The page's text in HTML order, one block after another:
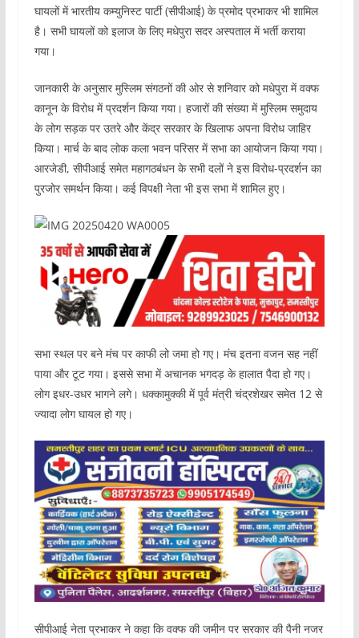
घायलों में भारतीय कम्युनिस्ट पार्टी (सीपीआई) के प्रमोद प्रभाकर भी शामिल
है। सभी घायलों को इलाज के लिए मधेपुरा सदर अस्पताल में भर्ती कराया
गया।
जानकारी के अनुसार मुस्लिम संगठनों की ओर से शनिवार को मधेपुरा में वक्फ
कानून के विरोध में प्रदर्शन किया गया। हजारों की संख्या में मुस्लिम समुदाय
के लोग सड़क पर उतरे और केंद्र सरकार के खिलाफ अपना विरोध जाहिर
किया। मार्च के बाद लोक कला भवन परिसर में सभा का आयोजन किया गया।
आरजेडी, सीपीआई समेत महागठबंधन के सभी दलों ने इस विरोध-प्रदर्शन का
पुरजोर समर्थन किया। कई विपक्षी नेता भी इस सभा में शामिल हुए।
सभा स्थल पर बने मंच पर काफी लो जमा हो गए। मंच इतना वजन सह नहीं
पाया और टूट गया। इससे सभा में अचानक भगदड़ के हालात पैदा हो गए।
लोग इधर-उधर भागने लगे। धक्कामुक्की में पूर्व मंत्री चंद्रशेखर समेत 12 से
ज्यादा लोग घायल हो गए।
सीपीआई नेता प्रभाकर ने कहा कि वक्फ की जमीन पर सरकार की पैनी नजर